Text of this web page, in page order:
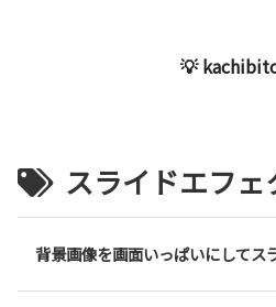
💡
スライドエフェ
背景画像を画面いっぱいにしてス